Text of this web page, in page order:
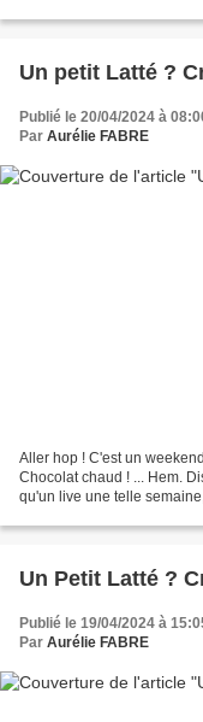
Un petit Latté ?
Publié le 20/04/2024 à
Par Aurélie FABRE
Aller hop ! C'est un
Chocolat chaud ! ... Hem.
qu'un live une telle
Un Petit Latté ?
Publié le 19/04/2024 à
Par Aurélie FABRE